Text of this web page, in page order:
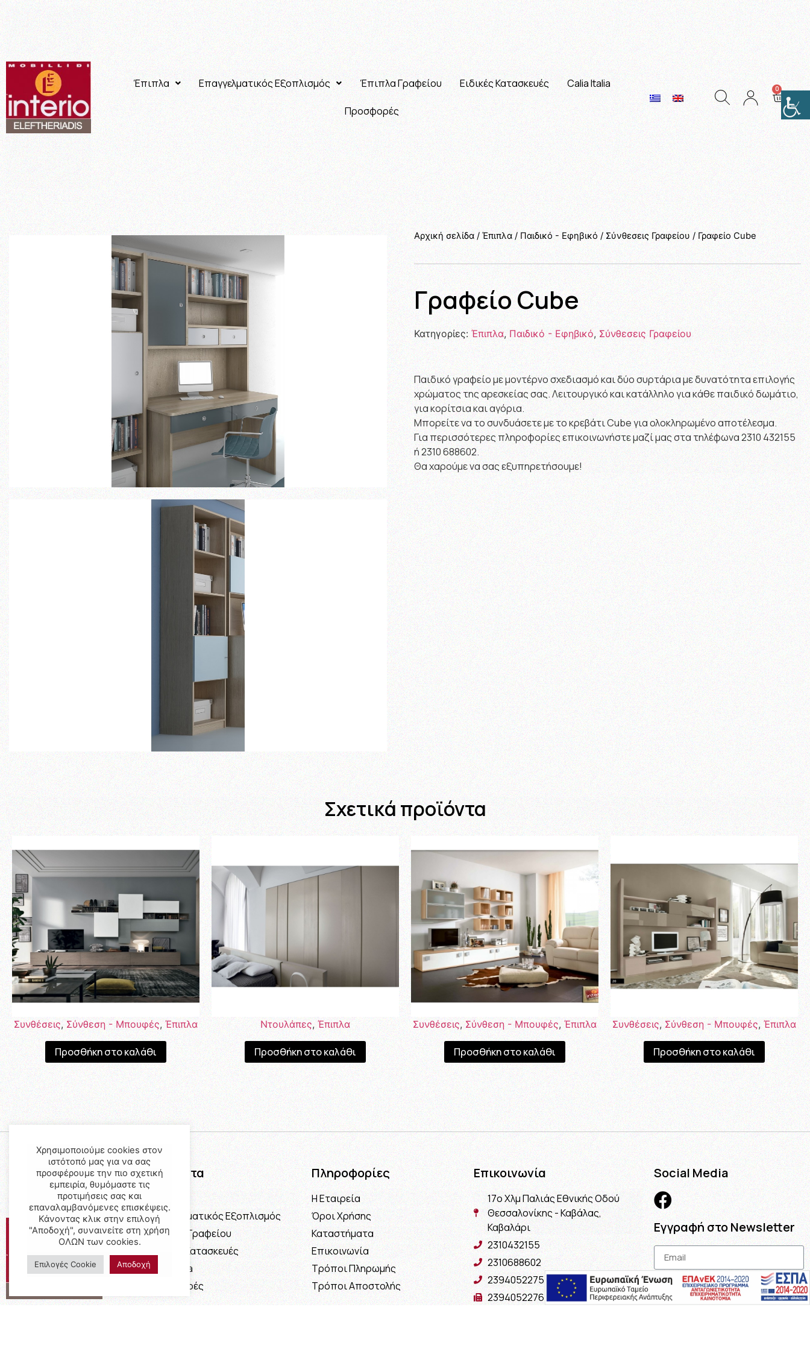
Έπιπλα Επαγγελματικός Εξοπλισμός Έπιπλα Γραφείου Ειδικές Κατασκευές Calia Italia
Προσφορές
Αρχική σελίδα /Έπιπλα/Παιδικό - Εφηβικό/ Σύνθεσεις Γραφείου / Γραφείο Cube
Γραφείο Cube
Κατηγορίες:Έπιπλα,Παιδικό - Εφηβικό, Σύνθεσεις Γραφείου
Παιδικό γραφείο με μοντέρνο σχεδιασμό και δύο συρτάρια με δυνατότητα επιλογής
χρώματος της αρεσκείας σας. Λειτουργικό και κατάλληλο για κάθε παιδικό δωμάτιο,
για κορίτσια και αγόρια.
Μπορείτε να το συνδυάσετε με το κρεβάτι Cube για ολοκληρωμένο αποτέλεσμα.
Για περισσότερες πληροφορίες επικοινωνήστε μαζί μας στα τηλέφωνα 2310 432155
ή 2310 688602.
Θα χαρούμε να σας εξυπηρετήσουμε!
Σχετικά προϊόντα
Συνθέσεις,Σύνθεση - Μπουφές, Έπιπλα
Προσθήκη στο καλάθι
Ντουλάπες,Έπιπλα
Προσθήκη στο καλάθι
Συνθέσεις, Σύνθεση - Μπουφές,Έπιπλα
Προσθήκη στο καλάθι
Συνθέσεις,Σύνθεση - Μπουφές,Έπιπλα
Προσθήκη στο καλάθι
Προϊόντα
Επαγγελματικός Εξοπλισμός
Έπιπλα Γραφείου
Ειδικές Κατασκευές
Calia Italia
Προσφορές
Πληροφορίες
Η Εταιρεία
Όροι Χρήσης
Καταστήματα
Επικοινωνία
Τρόποι Πληρωμής
Τρόποι Αποστολής
Επικοινωνία
17ο Χλμ Παλιάς Εθνικής Οδού
Θεσσαλονίκης - Καβάλας,
Καβαλάρι
2310432155
2310688602
2394052275
2394052276
Social Media
Εγγραφή στο Newsletter
Εγγραφή
Χρησιμοποιούμε cookies στον
ιστότοπό μας για να σας
προσφέρουμε την πιο σχετική
εμπειρία, θυμόμαστε τις
προτιμήσεις σας και
επαναλαμβανόμενες επισκέψεις.
Κάνοντας κλικ στην επιλογή
"Αποδοχή", συναινείτε στη χρήση
ΟΛΩΝ των cookies.
Επιλογές Cookie Αποδοχή